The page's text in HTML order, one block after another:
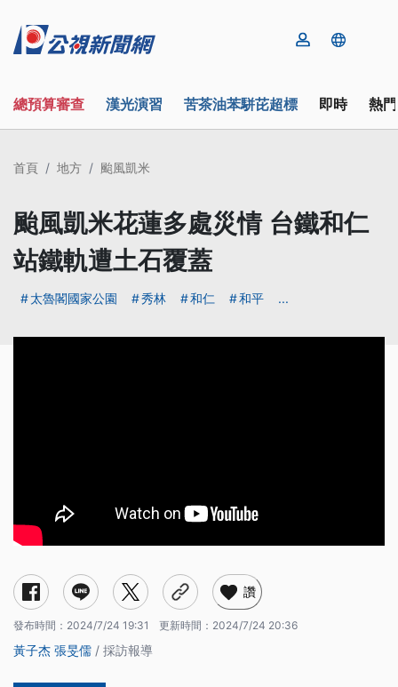
總預算審查 漢光演習 苦茶油苯駢芘超標 即時 熱
首頁 地方 颱風凱米
颱風凱米花蓮多處災情 台鐵和仁
站鐵軌遭土石覆蓋
太魯閣國家公園 秀林 和仁 和平 ...
讚
發布時間： 2024/7/24 19:31 更新時間： 2024/7/24 20:36
黃子杰 張旻儒 / 採訪報導